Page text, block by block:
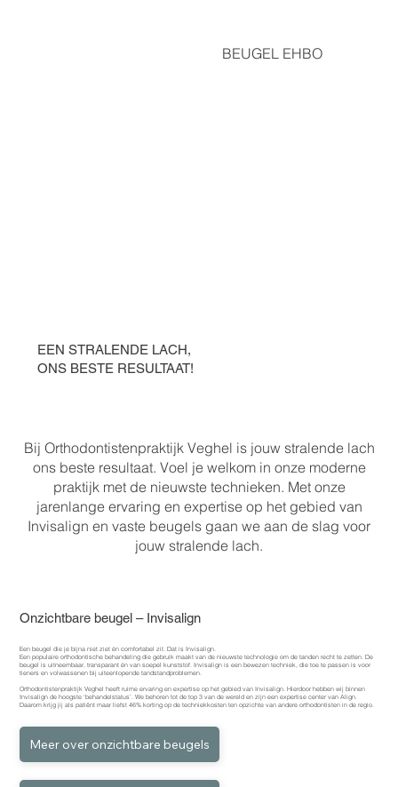
BEUGEL EHBO
EEN STRALENDE LACH,
ONS BESTE RESULTAAT!
Bij Orthodontistenpraktijk Veghel is jouw stralende lach
ons beste resultaat. Voel je welkom in onze moderne
praktijk met de nieuwste technieken. Met onze
jarenlange ervaring en expertise op het gebied van
Invisalign en vaste beugels gaan we aan de slag voor
jouw stralende lach.
Onzichtbare beugel – Invisalign
Een beugel die je bijna niet ziet én comfortabel zit. Dat is Invisalign.
Een populaire orthodontische behandeling die gebruik maakt van de nieuwste technologie om de tanden recht te zetten. De
beugel is uitneembaar, transparant én van soepel kunststof. Invisalign is een bewezen techniek, die toe te passen is voor
tieners en volwassenen bij uiteenlopende tandstandproblemen.
Orthodontistenpraktijk Veghel heeft ruime ervaring en expertise op het gebied van Invisalign. Hierdoor hebben wij binnen
Invisalign de hoogste ‘behandelstatus’. We behoren tot de top 3 van de wereld en zijn een expertise center van Align.
Daarom krijg jij als patiënt maar liefst 46% korting op de techniekkosten ten opzichte van andere orthodontisten in de regio.
Meer over onzichtbare beugels